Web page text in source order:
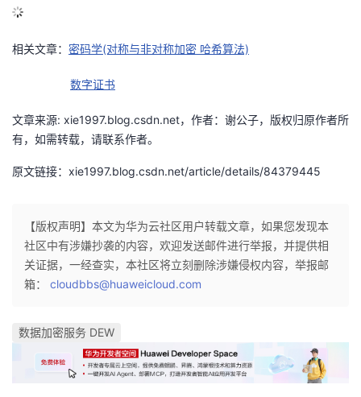
相关文章： 密码学(对称与非对称加密 哈希算法)
数字证书
文章来源: xie1997.blog.csdn.net，作者：谢公子，版权归原作者所
有，如需转载，请联系作者。
原文链接：xie1997.blog.csdn.net/article/details/84379445
【版权声明】本文为华为云社区用户转载文章，如果您发现本
社区中有涉嫌抄袭的内容，欢迎发送邮件进行举报，并提供相
关证据，一经查实，本社区将立刻删除涉嫌侵权内容，举报邮
箱： cloudbbs@huaweicloud.com
数据加密服务 DEW